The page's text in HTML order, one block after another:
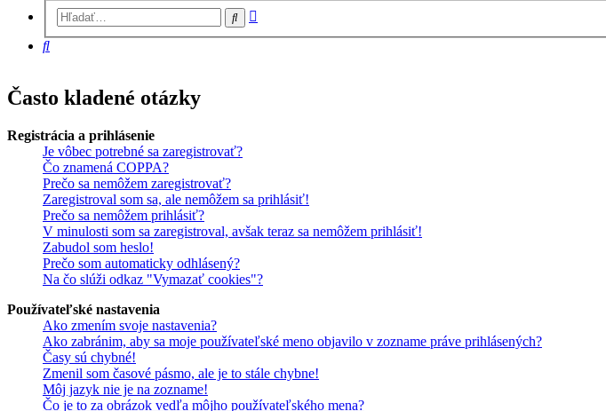
Hľadať
Hľadať
Často kladené otázky
Registrácia a prihlásenie
Je vôbec potrebné sa zaregistrovať?
Čo znamená COPPA?
Prečo sa nemôžem zaregistrovať?
Zaregistroval som sa, ale nemôžem sa prihlásiť!
Prečo sa nemôžem prihlásiť?
V minulosti som sa zaregistroval, avšak teraz sa nemôžem prihlásiť!
Zabudol som heslo!
Prečo som automaticky odhlásený?
Na čo slúži odkaz "Vymazať cookies"?
Používateľské nastavenia
Ako zmením svoje nastavenia?
Ako zabránim, aby sa moje používateľské meno objavilo v zozname práve prihlásených?
Časy sú chybné!
Zmenil som časové pásmo, ale je to stále chybne!
Môj jazyk nie je na zozname!
Čo je to za obrázok vedľa môjho používateľského mena?